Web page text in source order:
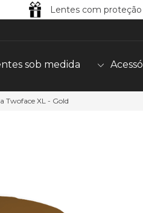
Lentes com proteção
sob medida
Twoface XL - Gold